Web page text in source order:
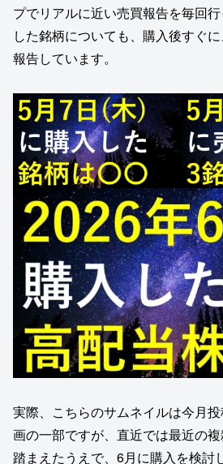
プでリアルに近い売買報告を毎回
した銘柄についても、購入後すぐ
報告しています。
実際、こちらのサムネイルは今月
画の一部ですが、直近では最近の
踏まえたうえで、6月に購入を検討